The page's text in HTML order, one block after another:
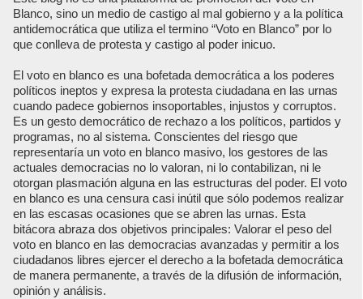
Blanco, sino un medio de castigo al mal gobierno y a la política
antidemocrática que utiliza el termino “Voto en Blanco” por lo
que conlleva de protesta y castigo al poder inicuo.
El voto en blanco es una bofetada democrática a los poderes
políticos ineptos y expresa la protesta ciudadana en las urnas
cuando padece gobiernos insoportables, injustos y corruptos.
Es un gesto democrático de rechazo a los políticos, partidos y
programas, no al sistema. Conscientes del riesgo que
representaría un voto en blanco masivo, los gestores de las
actuales democracias no lo valoran, ni lo contabilizan, ni le
otorgan plasmación alguna en las estructuras del poder. El voto
en blanco es una censura casi inútil que sólo podemos realizar
en las escasas ocasiones que se abren las urnas. Esta
bitácora abraza dos objetivos principales: Valorar el peso del
voto en blanco en las democracias avanzadas y permitir a los
ciudadanos libres ejercer el derecho a la bofetada democrática
de manera permanente, a través de la difusión de información,
opinión y análisis.